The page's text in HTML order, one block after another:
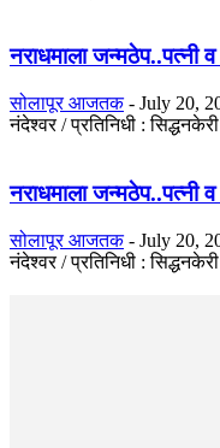
नराधमाला जन्मठेप..पत्नी
सोलापूर आजतक - July 20,
नंदेश्वर / प्रतिनिधी :
नराधमाला जन्मठेप..पत्नी
सोलापूर आजतक - July 20,
नंदेश्वर / प्रतिनिधी :